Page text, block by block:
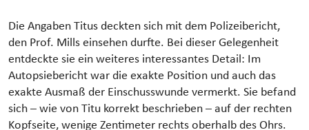
Die Angaben Titus deckten sich mit dem Polizeibericht,
den Prof. Mills einsehen durfte. Bei dieser Gelegenheit
entdeckte sie ein weiteres interessantes Detail: Im
Autopsiebericht war die exakte Position und auch das
exakte Ausmaß der Einschusswunde vermerkt. Sie befand
sich – wie von Titu korrekt beschrieben – auf der rechten
Kopfseite, wenige Zentimeter rechts oberhalb des Ohrs.